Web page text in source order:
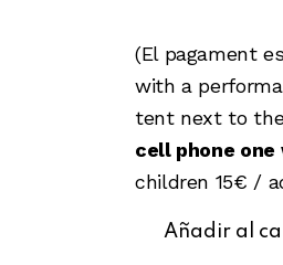
(El pagament
with a
tent next to the
cell phone
children 15€ /
Añadir al